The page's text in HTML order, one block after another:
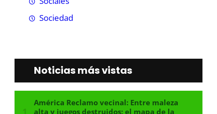
Sociedad
Noticias más vistas